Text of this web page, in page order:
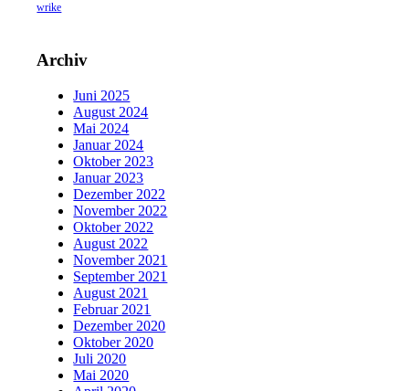
wrike
Archiv
Juni 2025
August 2024
Mai 2024
Januar 2024
Oktober 2023
Januar 2023
Dezember 2022
November 2022
Oktober 2022
August 2022
November 2021
September 2021
August 2021
Februar 2021
Dezember 2020
Oktober 2020
Juli 2020
Mai 2020